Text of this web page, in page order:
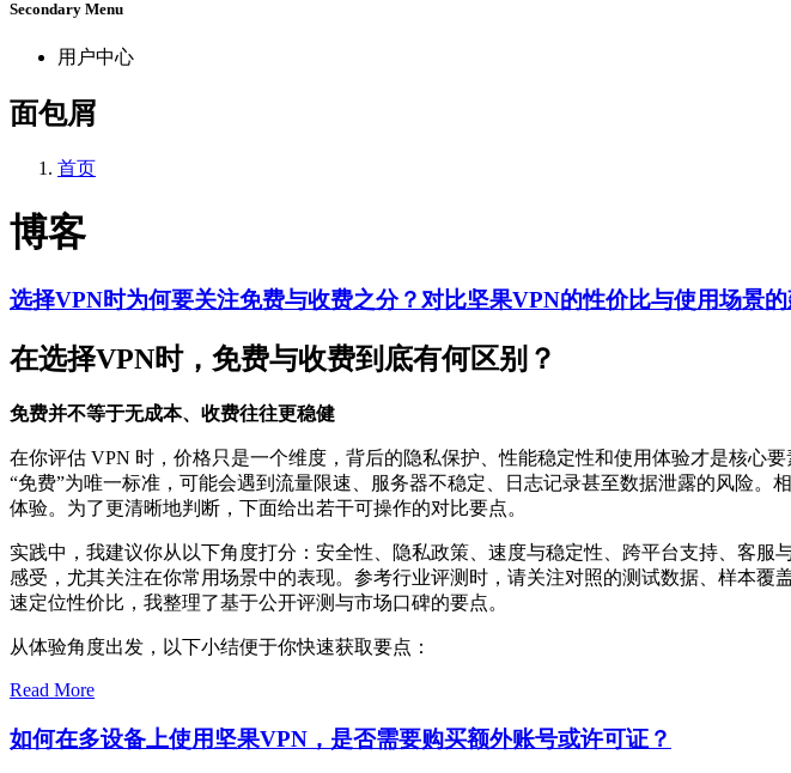
Secondary Menu
用户中心
面包屑
首页
博客
选择VPN时为何要关注免费与收费之分？对比坚果VPN的性价比与使用场景
在选择VPN时，免费与收费到底有何区别？
免费并不等于无成本、收费往往更稳健
在你评估 VPN 时，价格只是一个维度，背后的隐私保护、性能稳定性和使用体验才是核心要
“免费”为唯一标准，可能会遇到流量限速、服务器不稳定、日志记录甚至数据泄露的风险
体验。为了更清晰地判断，下面给出若干可操作的对比要点。
实践中，我建议你从以下角度打分：安全性、隐私政策、速度与稳定性、跨平台支持、客服与
感受，尤其关注在你常用场景中的表现。参考行业评测时，请关注对照的测试数据、样本
速定位性价比，我整理了基于公开评测与市场口碑的要点。
从体验角度出发，以下小结便于你快速获取要点：
Read More
如何在多设备上使用坚果VPN，是否需要购买额外账号或许可证？